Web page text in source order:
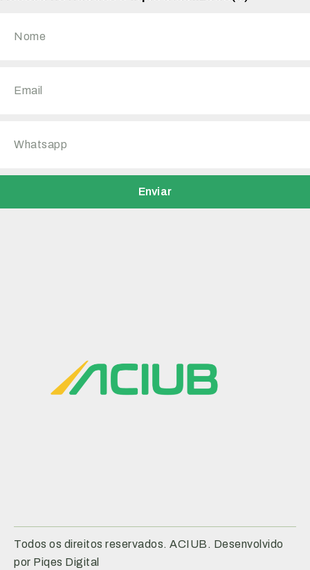
Enviar
Todos os direitos reservados. ACIUB. Desenvolvido
por Piqes Digital